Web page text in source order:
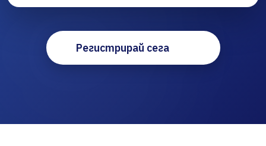
Регистрирай сега